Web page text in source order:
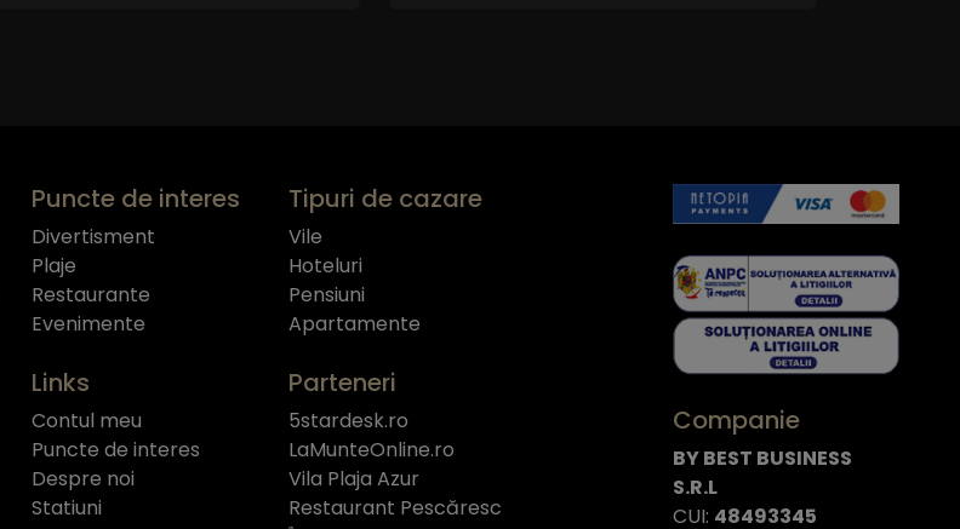
Puncte de interes
Divertisment
Plaje
Restaurante
Evenimente
Links
Contul meu
Puncte de interes
Despre noi
Statiuni
Tipuri de cazare
Vile
Hoteluri
Pensiuni
Apartamente
Parteneri
5stardesk.ro
LaMunteOnline.ro
Vila Plaja Azur
Restaurant Pescăresc
Companie
BY BEST BUSINESS
S.R.L
CUI: 48493345